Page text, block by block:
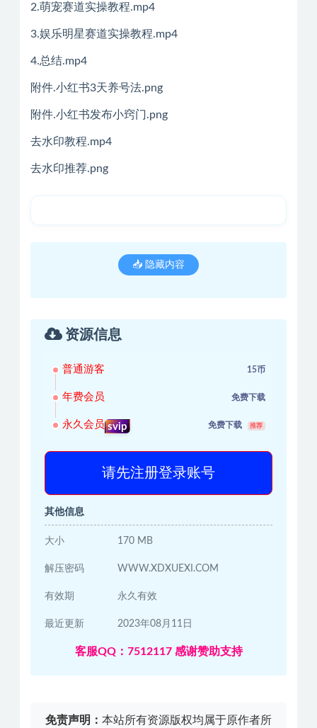
2.萌宠赛道实操教程.mp4
3.娱乐明星赛道实操教程.mp4
4.总结.mp4
附件.小红书3天养号法.png
附件.小红书发布小窍门.png
去水印教程.mp4
去水印推荐.png
📥 隐藏内容
资源信息
普通游客 15币
年费会员 免费下载
永久会员 svip 免费下载 推荐
请先注册登录账号
其他信息
大小 170 MB
解压密码 WWW.XDXUEXI.COM
有效期 永久有效
最近更新 2023年08月11日
客服QQ：7512117 感谢赞助支持
免责声明： 本站所有资源版权均属于原作者所